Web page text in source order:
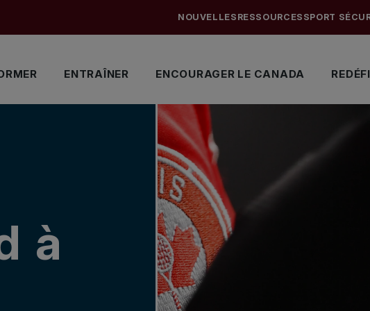
ENTRAÎNER ENCOURAGER LE CANADA
NOUVELLES RESSOURCES SPORT
à